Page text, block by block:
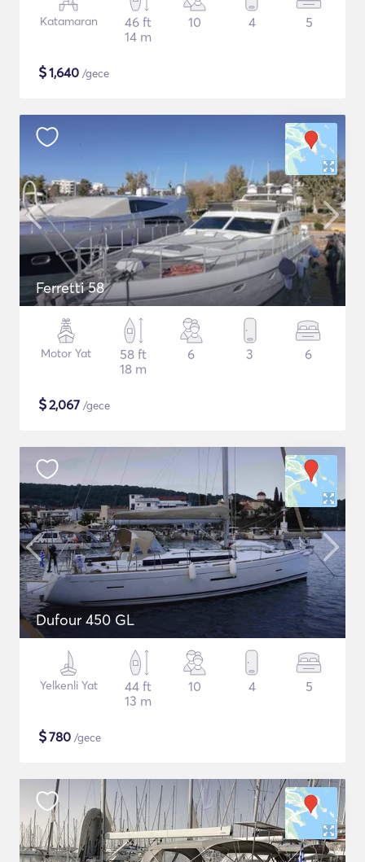
Katamaran
46 ft
14 m
10 4 5
$1,640 /gece
Ferretti 58
Motor Yat
58 ft
18 m
6 3 6
$2,067 /gece
Dufour 450 GL
Yelkenli Yat
44 ft
13 m
10 4 5
$780 /gece